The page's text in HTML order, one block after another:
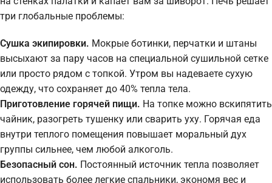
три глобальные проблемы:
Сушка экипировки. Мокрые ботинки, перчатки и штаны
высыхают за пару часов на специальной сушильной сетке
или просто рядом с топкой. Утром вы надеваете сухую
одежду, что сохраняет до 40% тепла тела.
Приготовление горячей пищи. На топке можно вскипятить
чайник, разогреть тушенку или сварить уху. Горячая еда
внутри теплого помещения повышает моральный дух
группы сильнее, чем любой алкоголь.
Безопасный сон. Постоянный источник тепла позволяет
использовать более легкие спальники, экономя вес и